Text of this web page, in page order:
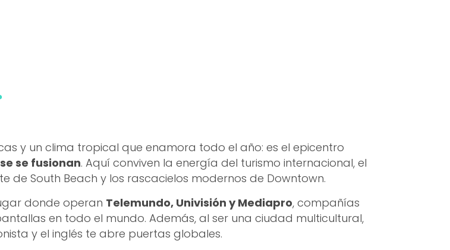
y un clima tropical que enamora todo el año: es el epicentro
se fusionan. Aquí conviven la energía del turismo internacional, el
South Beach y los rascacielos modernos de Downtown.
donde operan Telemundo, Univisión y Mediapro, compañías
en todo el mundo. Además, al ser una ciudad multicultural,
y el inglés te abre puertas globales.